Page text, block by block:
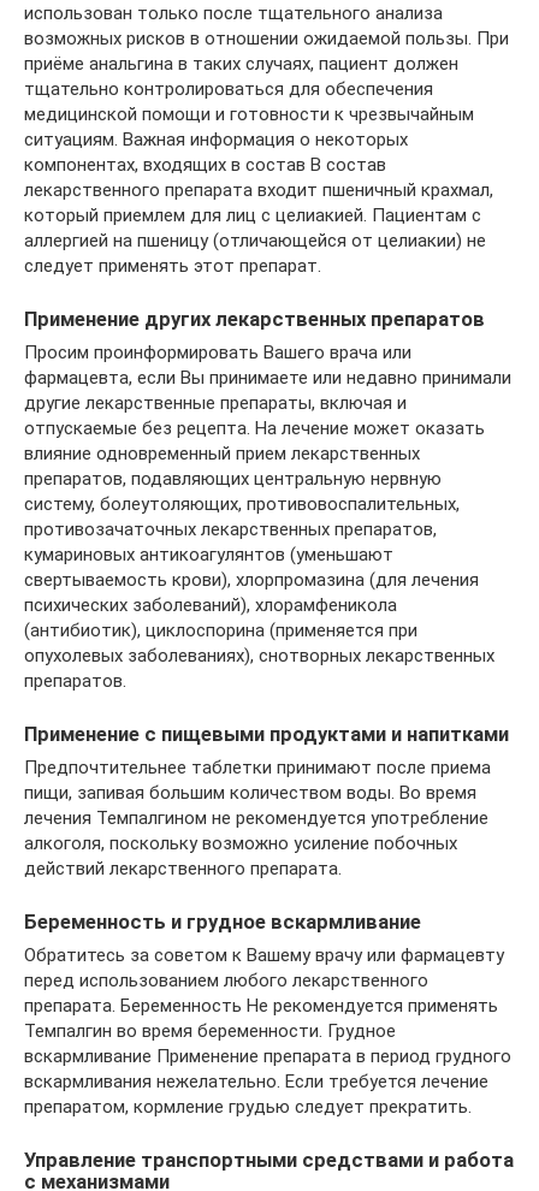
использован только после тщательного анализа
возможных рисков в отношении ожидаемой пользы. При
приёме анальгина в таких случаях, пациент должен
тщательно контролироваться для обеспечения
медицинской помощи и готовности к чрезвычайным
ситуациям. Важная информация о некоторых
компонентах, входящих в состав В состав
лекарственного препарата входит пшеничный крахмал,
который приемлем для лиц с целиакией. Пациентам с
аллергией на пшеницу (отличающейся от целиакии) не
следует применять этот препарат.
Применение других лекарственных препаратов
Просим проинформировать Вашего врача или
фармацевта, если Вы принимаете или недавно принимали
другие лекарственные препараты, включая и
отпускаемые без рецепта. На лечение может оказать
влияние одновременный прием лекарственных
препаратов, подавляющих центральную нервную
систему, болеутоляющих, противовоспалительных,
противозачаточных лекарственных препаратов,
кумариновых антикоагулянтов (уменьшают
свертываемость крови), хлорпромазина (для лечения
психических заболеваний), хлорамфеникола
(антибиотик), циклоспорина (применяется при
опухолевых заболеваниях), снотворных лекарственных
препаратов.
Применение с пищевыми продуктами и напитками
Предпочтительнее таблетки принимают после приема
пищи, запивая большим количеством воды. Во время
лечения Темпалгином не рекомендуется употребление
алкоголя, поскольку возможно усиление побочных
действий лекарственного препарата.
Беременность и грудное вскармливание
Обратитесь за советом к Вашему врачу или фармацевту
перед использованием любого лекарственного
препарата. Беременность Не рекомендуется применять
Темпалгин во время беременности. Грудное
вскармливание Применение препарата в период грудного
вскармливания нежелательно. Если требуется лечение
препаратом, кормление грудью следует прекратить.
Управление транспортными средствами и работа
с механизмами